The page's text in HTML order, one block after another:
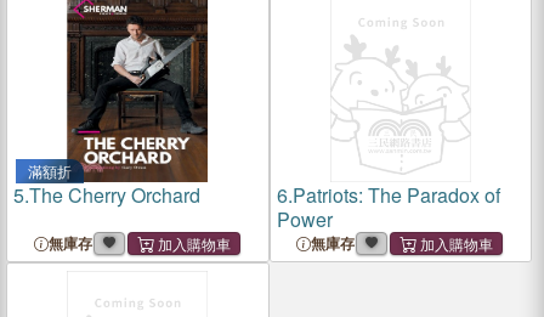
滿額折
5.The Cherry Orchard
無庫存
6.Patriots: The Paradox of
Power
無庫存